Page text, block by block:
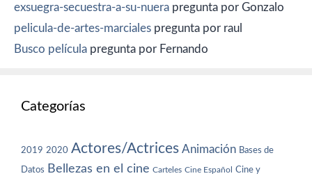
exsuegra-secuestra-a-su-nuera pregunta por Gonzalo
pelicula-de-artes-marciales pregunta por raul
Busco película pregunta por Fernando
Categorías
2019 2020 Actores/Actrices Animación Bases de
Datos Bellezas en el cine Carteles Cine Español Cine y